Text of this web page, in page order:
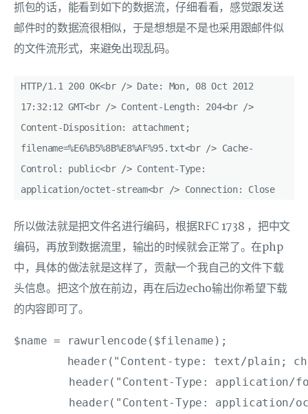
抓包的话，能看到如下的数据流，仔细看看，感觉跟发送
邮件时的数据流很相似，于是想想是不是也采用跟邮件似
的文件流形式，来避免出现乱码。
HTTP/1.1 200 OK<br /> Date: Mon, 08 Oct 2012
17:32:12 GMT<br /> Content-Length: 204<br />
Content-Disposition: attachment;
filename=%E6%B5%8B%E8%AF%95.txt<br /> Cache-
Control: public<br /> Content-Type:
application/octet-stream<br /> Connection: Close
所以做法就是把文件名进行编码，根据RFC 1738 ，把中文
编码，再放到数据流里，输出的时候就会正常了。在php
中，具体的做法就是这样了，贡献一个我自己的文件下载
头信息。把这个放在前边，再在后边echo输出你希望下载
的内容即可了。
$name = rawurlencode($filename);
header("Content-type: text/plain;